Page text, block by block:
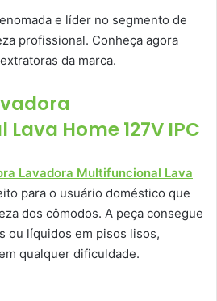
e líder no segmento de
profissional. Conheça agora
da marca.
Home 127V IPC
Lavadora Multifuncional Lava
para o usuário doméstico que
dos cômodos. A peça consegue
ou líquidos em pisos lisos,
qualquer dificuldade.